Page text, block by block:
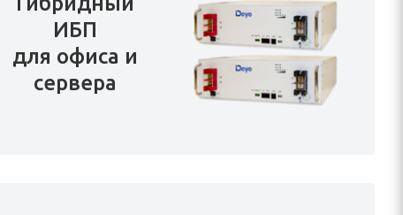
ИБП
для офиса и
сервера